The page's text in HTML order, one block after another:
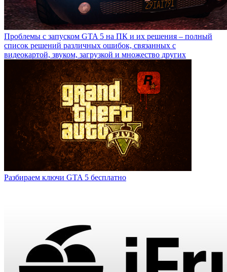
Проблемы с запуском GTA 5 на ПК и их решения – полный
список решений различных ошибок, связанных с
видеокартой, звуком, загрузкой и множество других
Разбираем ключи GTA 5 бесплатно